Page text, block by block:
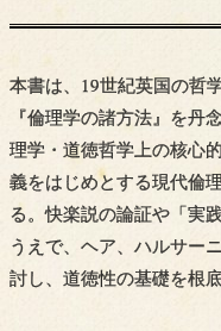
本書は、19世紀英国の哲
『倫理学の諸方法』を丹
理学・道徳哲学上の核心
義をはじめとする現代倫
る。快楽説の論証や「実
うえで、ヘア、ハルサー
討し、道徳性の基礎を根